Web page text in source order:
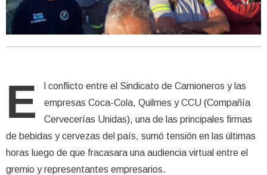
E
l conflicto entre el Sindicato de Camioneros y las
empresas Coca-Cola, Quilmes y CCU (Compañía
Cervecerías Unidas), una de las principales firmas
de bebidas y cervezas del país, sumó tensión en las últimas
horas luego de que fracasara una audiencia virtual entre el
gremio y representantes empresarios.